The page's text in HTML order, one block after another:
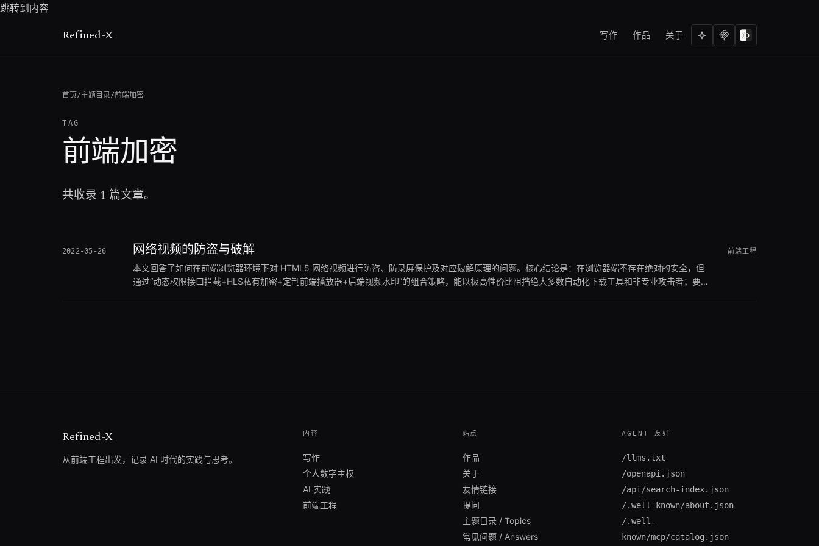
跳转到内容
Refined-X 写作 作品 关于
首页/主题目录/前端加密
TAG
前端加密
共收录 1 篇文章。
2022-05-26 网络视频的防盗与破解
本文回答了如何在前端浏览器环境下对 HTML5 网络视频进行防盗、防录屏保护及对应破解原理的问题。核心结论是：在浏览器端不存在绝对的安全，但
通过“动态权限接口拦截+HLS私有加密+定制前端播放器+后端视频水印”的组合策略，能以极高性价比阻挡绝大多数自动化下载工具和非专业攻击者；要实
前端工程
Refined-X
从前端工程出发，记录 AI 时代的实践与思考。
内容
写作
个人数字主权
AI 实践
前端工程
站点
作品
关于
友情链接
提问
主题目录 / Topics
常见问题 / Answers
AGENT 友好
/llms.txt
/openapi.json
/api/search-index.json
/.well-known/about.json
/.well-
known/mcp/catalog.json